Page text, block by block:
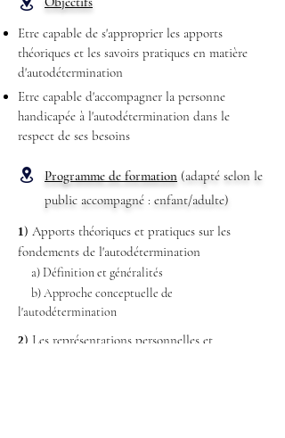
Etre capable de s'approprier les apports
théoriques et les savoirs pratiques en matière
d'autodétermination
Etre capable d'accompagner la personne
handicapée à l'autodétermination dans le
respect de ses besoins
Programme de formation (adapté selon le
public accompagné : enfant/adulte)
1) Apports théoriques et pratiques sur les
fondements de l'autodétermination
a) Définition et généralités
b) Approche conceptuelle de
l'autodétermination
2) Les représentations personnelles et